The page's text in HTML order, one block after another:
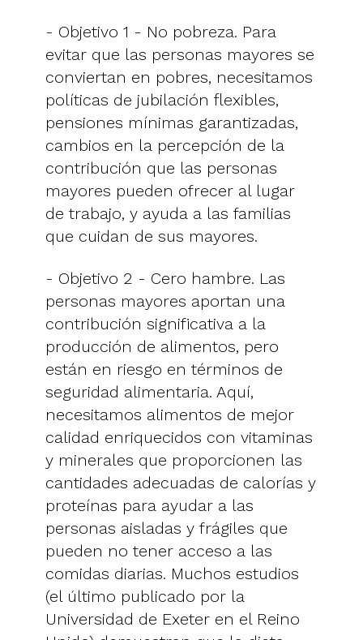
- Objetivo 1 - No pobreza. Para
evitar que las personas mayores se
conviertan en pobres, necesitamos
políticas de jubilación flexibles,
pensiones mínimas garantizadas,
cambios en la percepción de la
contribución que las personas
mayores pueden ofrecer al lugar
de trabajo, y ayuda a las familias
que cuidan de sus mayores.
- Objetivo 2 - Cero hambre. Las
personas mayores aportan una
contribución significativa a la
producción de alimentos, pero
están en riesgo en términos de
seguridad alimentaria. Aquí,
necesitamos alimentos de mejor
calidad enriquecidos con vitaminas
y minerales que proporcionen las
cantidades adecuadas de calorías y
proteínas para ayudar a las
personas aisladas y frágiles que
pueden no tener acceso a las
comidas diarias. Muchos estudios
(el último publicado por la
Universidad de Exeter en el Reino